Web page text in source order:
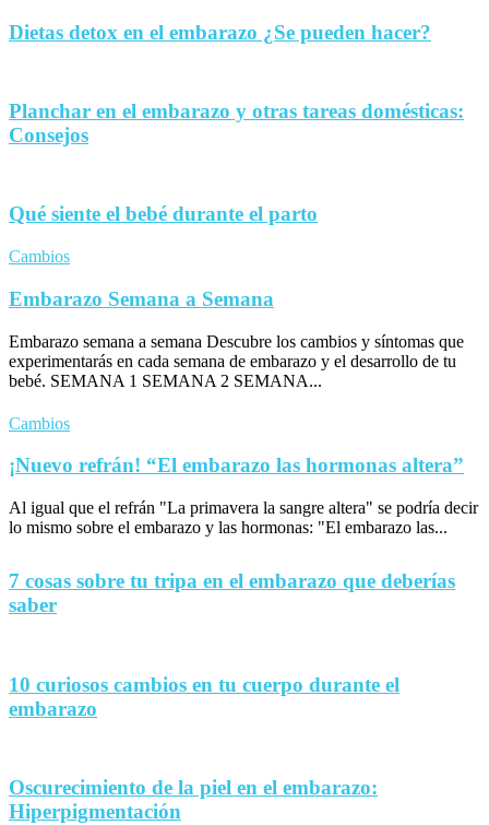
Dietas detox en el embarazo ¿Se pueden hacer?
Planchar en el embarazo y otras tareas domésticas:
Consejos
Qué siente el bebé durante el parto
Cambios
Embarazo Semana a Semana
Embarazo semana a semana Descubre los cambios y síntomas que
experimentarás en cada semana de embarazo y el desarrollo de tu
bebé. SEMANA 1 SEMANA 2 SEMANA...
Cambios
¡Nuevo refrán! “El embarazo las hormonas altera”
Al igual que el refrán "La primavera la sangre altera" se podría decir
lo mismo sobre el embarazo y las hormonas: "El embarazo las...
7 cosas sobre tu tripa en el embarazo que deberías
saber
10 curiosos cambios en tu cuerpo durante el
embarazo
Oscurecimiento de la piel en el embarazo:
Hiperpigmentación